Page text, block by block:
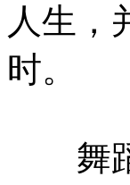
人生，
时。
舞蹈